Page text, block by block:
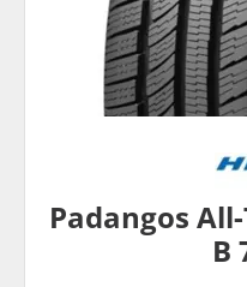
Padangos
B